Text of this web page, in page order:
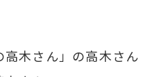
高木さん」の高木さん